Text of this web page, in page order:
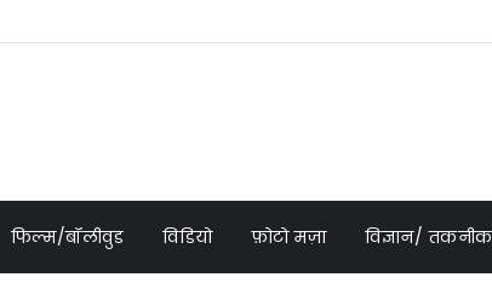
फिल्म/बॉलीवुड विडियो फ़ोटो मज़ा विज्ञान/ तकनीक